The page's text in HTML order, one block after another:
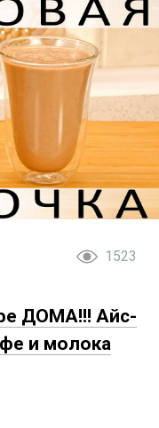
1523
ДОМА!!! Айс-
и молока